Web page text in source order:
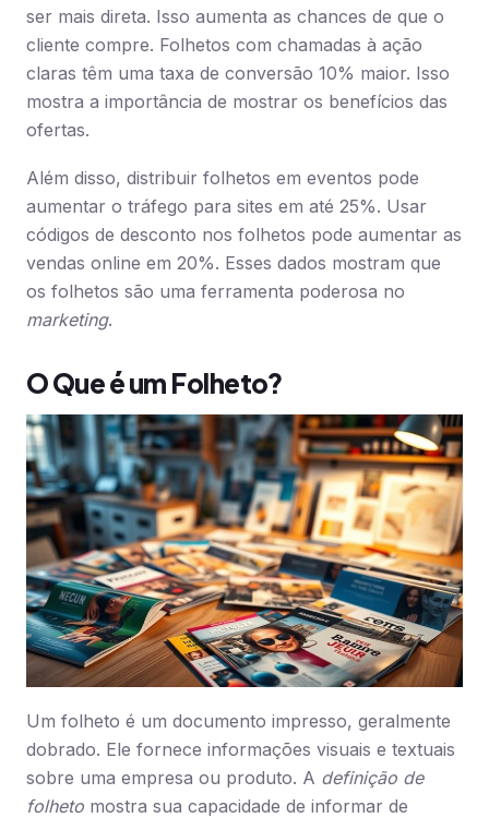
ser mais direta. Isso aumenta as chances de que o
cliente compre. Folhetos com chamadas à ação
claras têm uma taxa de conversão 10% maior. Isso
mostra a importância de mostrar os benefícios das
ofertas.
Além disso, distribuir folhetos em eventos pode
aumentar o tráfego para sites em até 25%. Usar
códigos de desconto nos folhetos pode aumentar as
vendas online em 20%. Esses dados mostram que
os folhetos são uma ferramenta poderosa no
marketing.
O Que é um Folheto?
Um folheto é um documento impresso, geralmente
dobrado. Ele fornece informações visuais e textuais
sobre uma empresa ou produto. A definição de
folheto mostra sua capacidade de informar de